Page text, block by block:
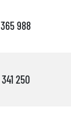
365 988
341 250